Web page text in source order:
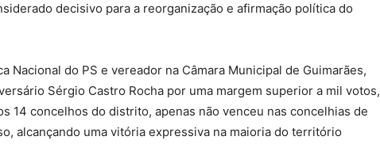
decisivo para a reorganização e afirmação política do
Nacional do PS e vereador na Câmara Municipal de Guimarães,
Sérgio Castro Rocha por uma margem superior a mil votos,
14 concelhos do distrito, apenas não venceu nas concelhias de
alcançando uma vitória expressiva na maioria do território